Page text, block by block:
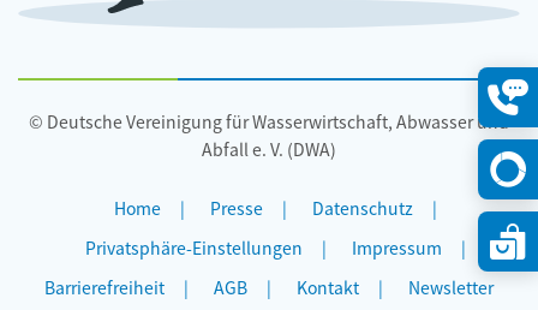
© Deutsche Vereinigung für Wasserwirtschaft, Abwasser und
Abfall e. V. (DWA)
Home Presse
Datenschutz
Privatsphäre-Einstellungen
Impressum
Barrierefreiheit
AGB Kontakt Newsletter